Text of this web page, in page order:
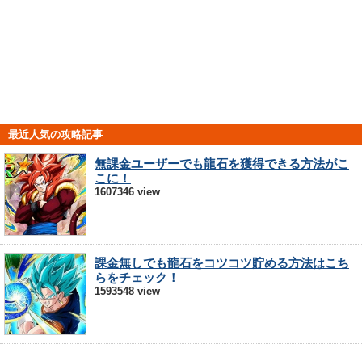
最近人気の攻略記事
無課金ユーザーでも龍石を獲得できる方法がこ
こに！
1607346 view
課金無しでも龍石をコツコツ貯める方法はこち
らをチェック！
1593548 view